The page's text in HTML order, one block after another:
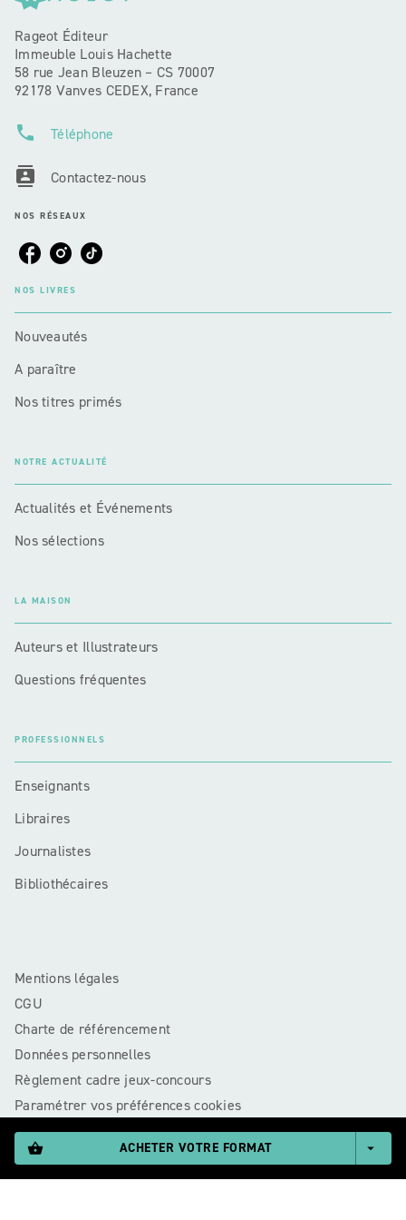
shopping_basket ACHETER VOTRE FORMAT arrow_drop_down
Rageot Éditeur
Immeuble Louis Hachette
58 rue Jean Bleuzen – CS 70007
92178 Vanves CEDEX, France
phone Téléphone
contacts Contactez-nous
NOS RÉSEAUX
NOS LIVRES
Nouveautés
A paraître
Nos titres primés
NOTRE ACTUALITÉ
Actualités et Événements
Nos sélections
LA MAISON
Auteurs et Illustrateurs
Questions fréquentes
PROFESSIONNELS
Enseignants
Libraires
Journalistes
Bibliothécaires
Mentions légales
CGU
Charte de référencement
Données personnelles
Règlement cadre jeux-concours
Paramétrer vos préférences cookies